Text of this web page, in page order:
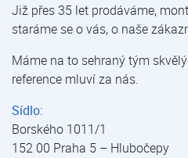
Již přes 35 let prodáváme,
staráme se o vás, o naše
Máme na to sehraný tým
reference mluví za nás.
Sídlo:
Borského 1011/1
152 00 Praha 5 – Hlubočepy